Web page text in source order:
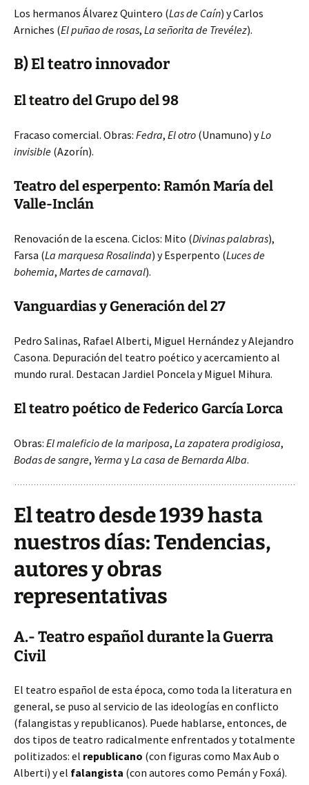
Los hermanos Álvarez Quintero (Las de Caín) y Carlos
Arniches (El puñao de rosas, La señorita de Trevélez).
B) El teatro innovador
El teatro del Grupo del 98
Fracaso comercial. Obras: Fedra, El otro (Unamuno) yLo
invisible (Azorín).
Teatro del esperpento: Ramón María del
Valle-Inclán
Renovación de la escena. Ciclos: Mito (Divinas palabras),
Farsa (La marquesa Rosalinda) y Esperpento (Luces de
bohemia, Martes de carnaval).
Vanguardias y Generación del 27
Pedro Salinas, Rafael Alberti, Miguel Hernández y Alejandro
Casona. Depuración del teatro poético y acercamiento al
mundo rural. Destacan Jardiel Poncela y Miguel Mihura.
El teatro poético de Federico García Lorca
Obras: El maleficio de la mariposa, La zapatera prodigiosa,
Bodas de sangre, Yerma yLa casa de Bernarda Alba.
El teatro desde 1939 hasta
nuestros días: Tendencias,
autores y obras
representativas
A.- Teatro español durante la Guerra
Civil
El teatro español de esta época, como toda la literatura en
general, se puso al servicio de las ideologías en conflicto
(falangistas y republicanos). Puede hablarse, entonces, de
dos tipos de teatro radicalmente enfrentados y totalmente
politizados: el republicano (con figuras como Max Aub o
Alberti) y el falangista (con autores como Pemán y Foxá).